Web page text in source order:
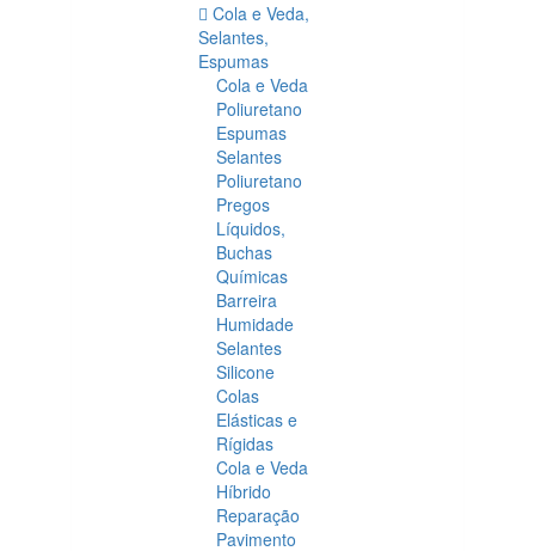
Cola e Veda,
Selantes,
Espumas
Cola e Veda
Poliuretano
Espumas
Selantes
Poliuretano
Pregos
Líquidos,
Buchas
Químicas
Barreira
Humidade
Selantes
Silicone
Colas
Elásticas e
Rígidas
Cola e Veda
Híbrido
Reparação
Pavimento